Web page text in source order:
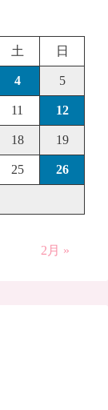
土 日
4 5
11 12
18 19
25 26
2月 »